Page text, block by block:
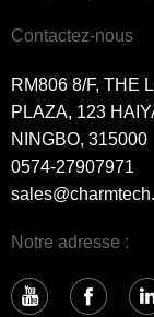
Contactez-nous
RM806 8/F, THE
PLAZA, 123
NINGBO, 315000
0574-27907971
Notre adresse :